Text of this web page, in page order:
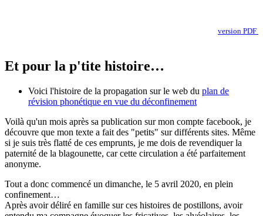
version PDF
Et pour la p'tite histoire…
Voici l'histoire de la propagation sur le web du plan de
révision phonétique en vue du déconfinement
Voilà qu'un mois après sa publication sur mon compte facebook, je
découvre que mon texte a fait des "petits" sur différents sites. Même
si je suis très flatté de ces emprunts, je me dois de revendiquer la
paternité de la blagounette, car cette circulation a été parfaitement
anonyme.
Tout a donc commencé un dimanche, le 5 avril 2020, en plein
confinement…
Après avoir déliré en famille sur ces histoires de postillons, avoir